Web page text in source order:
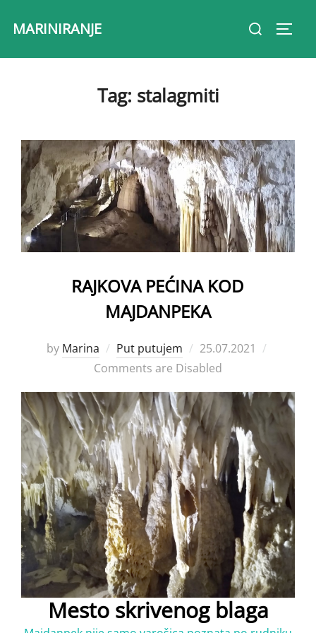
MARINIRANJE
Search
Tag: stalagmiti
RAJKOVA PEĆINA KOD
MAJDANPEKA
by Marina Put putujem
Posted
on
25.07.2021
Comments are Disabled
Mesto skrivenog blaga